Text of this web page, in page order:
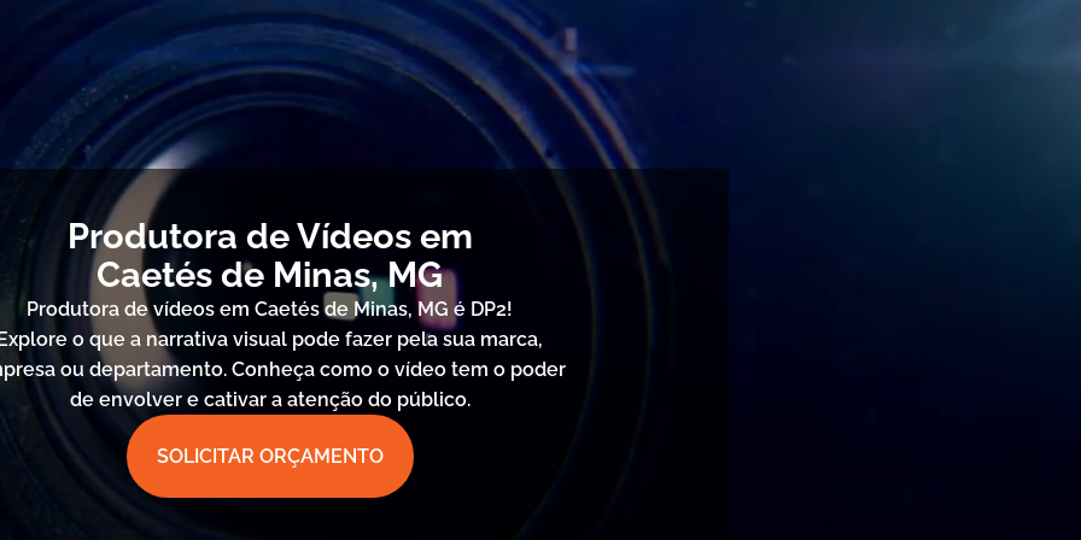
Produtora de Vídeos em
Caetés de Minas, MG
Produtora de vídeos em Caetés de Minas, MG é DP2!
o que a narrativa visual pode fazer pela sua marca,
ou departamento. Conheça como o vídeo tem o poder
de envolver e cativar a atenção do público.
SOLICITAR ORÇAMENTO